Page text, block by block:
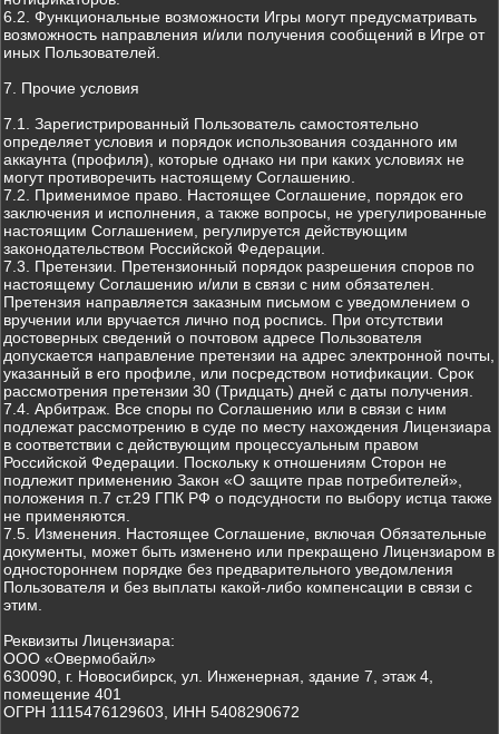
6.2. Функциональные возможности Игры могут предусматривать
возможность направления и/или получения сообщений в Игре от
иных Пользователей.
7. Прочие условия
7.1. Зарегистрированный Пользователь самостоятельно
определяет условия и порядок использования созданного им
аккаунта (профиля), которые однако ни при каких условиях не
могут противоречить настоящему Соглашению.
7.2. Применимое право. Настоящее Соглашение, порядок его
заключения и исполнения, а также вопросы, не урегулированные
настоящим Соглашением, регулируется действующим
законодательством Российской Федерации.
7.3. Претензии. Претензионный порядок разрешения споров по
настоящему Соглашению и/или в связи с ним обязателен.
Претензия направляется заказным письмом с уведомлением о
вручении или вручается лично под роспись. При отсутствии
достоверных сведений о почтовом адресе Пользователя
допускается направление претензии на адрес электронной почты,
указанный в его профиле, или посредством нотификации. Срок
рассмотрения претензии 30 (Тридцать) дней с даты получения.
7.4. Арбитраж. Все споры по Соглашению или в связи с ним
подлежат рассмотрению в суде по месту нахождения Лицензиара
в соответствии с действующим процессуальным правом
Российской Федерации. Поскольку к отношениям Сторон не
подлежит применению Закон «О защите прав потребителей»,
положения п.7 ст.29 ГПК РФ о подсудности по выбору истца также
не применяются.
7.5. Изменения. Настоящее Соглашение, включая Обязательные
документы, может быть изменено или прекращено Лицензиаром в
одностороннем порядке без предварительного уведомления
Пользователя и без выплаты какой-либо компенсации в связи с
этим.
Реквизиты Лицензиара:
ООО «Овермобайл»
630090, г. Новосибирск, ул. Инженерная, здание 7, этаж 4,
помещение 401
ОГРН 1115476129603, ИНН 5408290672